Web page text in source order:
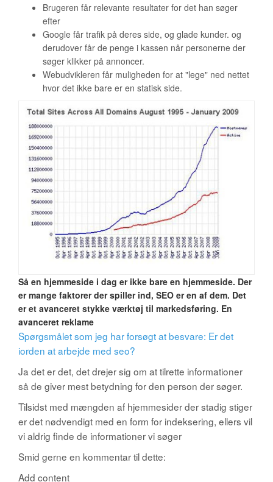
Brugeren får relevante resultater for det han søger
efter
Google får trafik på deres side, og glade kunder. og
derudover får de penge i kassen når personerne der
søger klikker på annoncer.
Webudvikleren får muligheden for at "lege" ned nettet
hvor det ikke bare er en statisk side.
Så en hjemmeside i dag er ikke bare en hjemmeside. Der
er mange faktorer der spiller ind, SEO er en af dem. Det
er et avanceret stykke værktøj til markedsføring. En
avanceret reklame
Spørgsmålet som jeg har forsøgt at besvare: Er det
iorden at arbejde med seo?
Ja det er det, det drejer sig om at tilrette informationer
så de giver mest betydning for den person der søger.
Tilsidst med mængden af hjemmesider der stadig stiger
er det nødvendigt med en form for indeksering, ellers vil
vi aldrig finde de informationer vi søger
Smid gerne en kommentar til dette:
Add content